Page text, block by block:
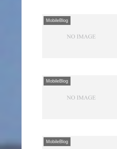
MobileBlog
MobileBlog
MobileBlog